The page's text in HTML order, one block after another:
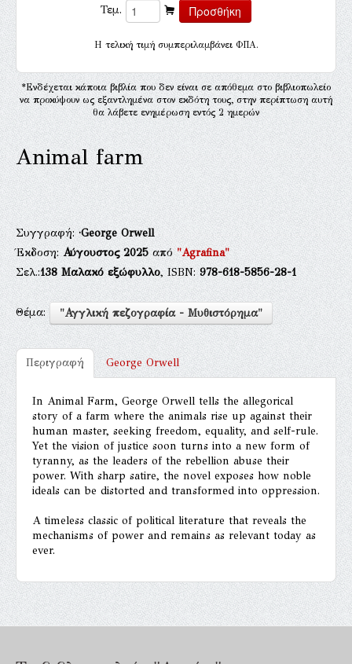
Τεμ.
H τελική τιμή συμπεριλαμβάνει ΦΠΑ.
*Ενδέχεται κάποια βιβλία που δεν είναι σε απόθεμα στο βιβλιοπωλείο
να προκύψουν ως εξαντλημένα στον εκδότη τους, στην περίπτωση αυτή
θα λάβετε ενημέρωση εντός 2 ημερών
Animal farm
Συγγραφή:·George Orwell
Έκδοση:Αύγουστος 2025από"Agrafina"
Σελ.:138 Μαλακό εξώφυλλο, ISBN:978-618-5856-28-1
Θέμα: "Αγγλική πεζογραφία - Μυθιστόρημα"
Περιγραφή George Orwell
In Animal Farm, George Orwell tells the allegorical
story of a farm where the animals rise up against their
human master, seeking freedom, equality, and self-rule.
Yet the vision of justice soon turns into a new form of
tyranny, as the leaders of the rebellion abuse their
power. With sharp satire, the novel exposes how noble
ideals can be distorted and transformed into oppression.
A timeless classic of political literature that reveals the
mechanisms of power and remains as relevant today as
ever.